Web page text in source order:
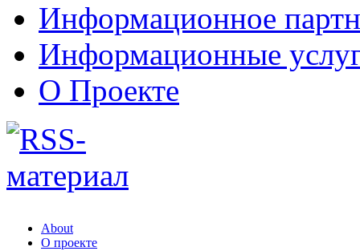
Информационное
Информационные
О Проекте
About
О проекте